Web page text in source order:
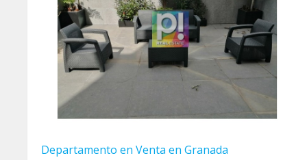
Departamento en Venta en Granada